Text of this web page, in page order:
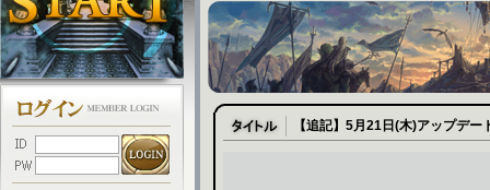
【追記】5月21日(木)アップデー